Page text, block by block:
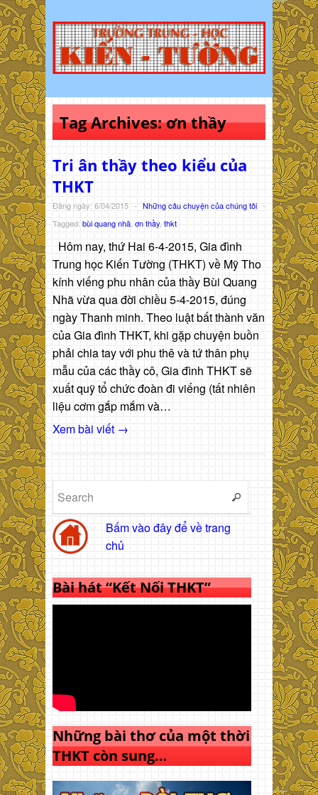
Tag Archives:ơn thầy
Tri ân thầy theo kiểu của
THKT
Đăng ngày: 6/04/2015 - Những câu chuyện của chúng tôi -
Tagged: bùi quang nhã ơn thầy thkt
Hôm nay, thứ Hai 6-4-2015, Gia đình
Trung học Kiến Tường (THKT) về Mỹ Tho
kính viếng phu nhân của thầy Bùi Quang
Nhã vừa qua đời chiều 5-4-2015, đúng
ngày Thanh minh. Theo luật bất thành văn
của Gia đình THKT, khi gặp chuyện buồn
phải chia tay với phu thê và tứ thân phụ
mẫu của các thầy cô, Gia đình THKT sẽ
xuất quỹ tổ chức đoàn đi viếng (tất nhiên
liệu cơm gắp mắm và…
Xem bài viết →
Bấm vào đây để về trang
chủ
Bài hát “Kết Nối THKT”
Những bài thơ của một thời
THKT còn sung…